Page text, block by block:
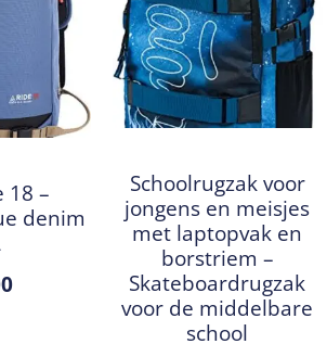
18 –
denim
Schoolrugzak voor
jongens en meisjes
met laptopvak en
borstriem –
Skateboardrugzak
voor de middelbare
school